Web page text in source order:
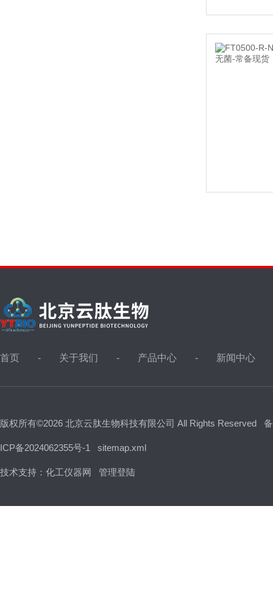
首页 关于我们 产品中心 新闻中心
版权所有©2026 北京云肽生物科技有限公司 All Rights Reserved
ICP备2024062355号-1 sitemap.xml
技术支持： 化工仪器网 管理登陆